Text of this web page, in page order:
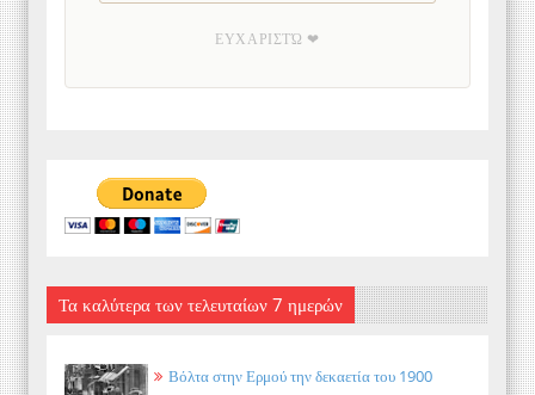
ΕΥΧΑΡΙΣΤΏ ❤
Τα καλύτερα των τελευταίων 7 ημερών
Βόλτα στην Ερμού την δεκαετία του 1900